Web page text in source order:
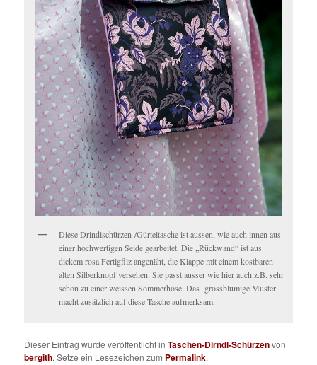
Diese Drindlschürzen-/Gürteltasche ist aussen, wie auch innen aus
einer hochwertigen Seide gearbeitet. Die „Rückwand“ ist aus
dickem rosa Fertigfilz angenäht, die Klappe mit einem kostbaren
alten Silberknopf versehen. Sie passt ausser wie hier auch z.B. sehr
schön zu einer weissen Sommerhose. Das grossblumige Muster
macht zusätzlich auf diese Tasche aufmerksam.
Dieser Eintrag wurde veröffentlicht inTaschen-Dirndl-Schürzenvon
bergith. Setze ein Lesezeichen zum Permalink.